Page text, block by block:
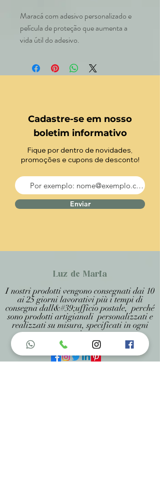
Maracá com adesivo personalizado e
película de proteção que aumenta a
vida útil do adesivo.
Cadastre-se em nosso
boletim informativo
Fique por dentro de novidades,
promoções e cupons de desconto!
Enviar
Luz de Maria
I nostri prodotti vengono consegnati dai 10
ai 25 giorni lavorativi più i tempi di
consegna dall&#39;ufficio postale, perché
sono prodotti artigianali personalizzati e
realizzati su misura, specificati in ogni
pagina .